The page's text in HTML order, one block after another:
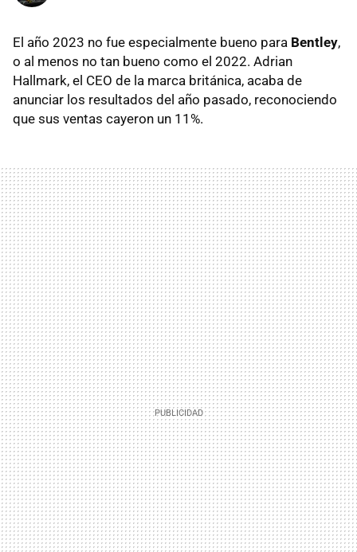
El año 2023 no fue especialmente bueno para Bentley,
o al menos no tan bueno como el 2022. Adrian
Hallmark, el CEO de la marca británica, acaba de
anunciar los resultados del año pasado, reconociendo
que sus ventas cayeron un 11%.